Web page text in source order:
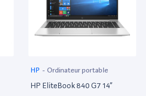
HP - Ordinateur portable
HP EliteBook 840 G7 14”